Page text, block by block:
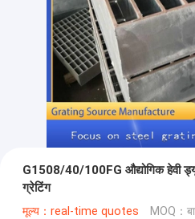
G1508/40/100FG औद्योगिक हेवी
ग्रेटिंग
मूल्य：real-time quotes MOQ：